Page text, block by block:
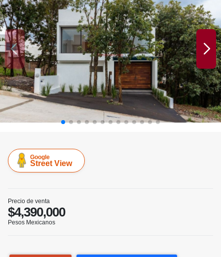
Google
Street View
Precio de venta
$4,390,000
Pesos Mexicanos